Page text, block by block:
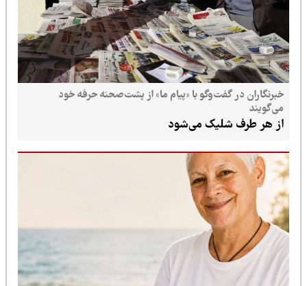
خبرنگاران در گفت‌وگو با «پیام ما» از پشت‌صحنه حرفه خود
می‌گویند
از هر طرف شلیک می‌شود